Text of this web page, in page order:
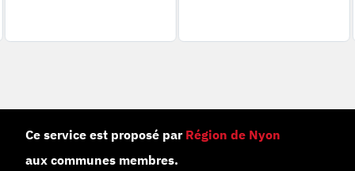
Ce service est proposé par Région de Nyon
aux communes membres.